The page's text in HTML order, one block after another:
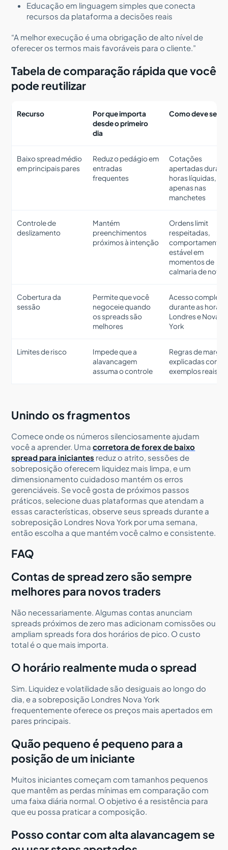
Educação em linguagem simples que conecta
recursos da plataforma a decisões reais
“A melhor execução é uma obrigação de alto nível de
oferecer os termos mais favoráveis para o cliente.”
Tabela de comparação rápida que você
pode reutilizar
Recurso
Por que importa
desde o primeiro
dia
Como deve ser
Baixo spread médio
em principais pares
Reduz o pedágio em
entradas
frequentes
Cotações
apertadas
horas líquidas,
apenas nas
manchetes
Controle de
deslizamento
Mantém
preenchimentos
próximos à intenção
Ordens limit
respeitadas,
comportamento
estável em
momentos de
calmaria de
Cobertura da
sessão
Permite que você
negoceie quando
os spreads são
melhores
Acesso completo
durante as horas
Londres e Nova
York
Limites de risco
Impede que a
alavancagem
assuma o controle
Regras de
explicadas com
exemplos reais
Unindo os fragmentos
Comece onde os números silenciosamente ajudam
você a aprender. Umacorretora de forex de baixo
spread para iniciantes reduz o atrito, sessões de
sobreposição oferecem liquidez mais limpa, e um
dimensionamento cuidadoso mantém os erros
gerenciáveis. Se você gosta de próximos passos
práticos, selecione duas plataformas que atendam a
essas características, observe seus spreads durante a
sobreposição Londres Nova York por uma semana,
então escolha a que mantém você calmo e consistente.
FAQ
Contas de spread zero são sempre
melhores para novos traders
Não necessariamente. Algumas contas anunciam
spreads próximos de zero mas adicionam comissões ou
ampliam spreads fora dos horários de pico. O custo
total é o que mais importa.
O horário realmente muda o spread
Sim. Liquidez e volatilidade são desiguais ao longo do
dia, e a sobreposição Londres Nova York
frequentemente oferece os preços mais apertados em
pares principais.
Quão pequeno é pequeno para a
posição de um iniciante
Muitos iniciantes começam com tamanhos pequenos
que mantêm as perdas mínimas em comparação com
uma faixa diária normal. O objetivo é a resistência para
que eu possa praticar a composição.
Posso contar com alta alavancagem se